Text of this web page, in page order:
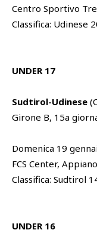
Centro Sportivo
Classifica: Udinese
UNDER 17
Sudtirol-Udinese
Girone B, 15a
Domenica 19
FCS Center,
Classifica: Sudtirol
UNDER 16